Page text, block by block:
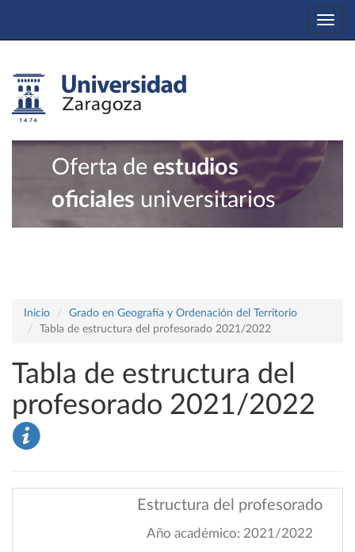
Oferta de estudios
oficiales universitarios
Inicio
Grado en Geografía y Ordenación del Territorio
Tabla de estructura del profesorado 2021/2022
Tabla de estructura del
profesorado 2021/2022
Estructura del profesorado
Año académico: 2021/2022